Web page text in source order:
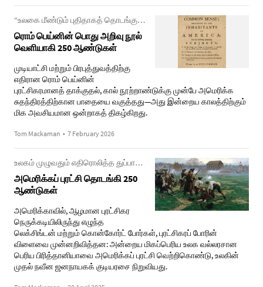
“உலகை மீண்டும் புதிதாகத் தொடங்கும் ஆற்றல் எம்மிடம் உள்ளது”
ரொம் பெய்னின் பொது அறிவு நூல்
வெளியாகி 250 ஆண்டுகள்
முடியாட்சி மற்றும் பிரபுத்துவத்திற்கு
எதிரான ரொம் பெய்னின்
புரட்சிகரமானத் தாக்குதல், கால் நூற்றாண்டுக்கு முன்பே அமெரிக்க
சுதந்திரத்திற்கான பாதையை வகுத்தது—அது இன்றைய காலத்திற்கும்
மிக அவசியமான ஒன்றாகத் திகழ்கிறது.
Tom Mackaman • 7 February 2026
உலகம் முழுவதும் எதிரொலித்த துப்பாக்கிச் சத்தம்
அமெரிக்கப் புரட்சி தொடங்கி 250
ஆண்டுகள்
அமெரிக்காவில், ஆழமான புரட்சிகர
நெருக்கடியிலிருந்து எழுந்த
லெக்சிங்டன் மற்றும் கொன்கோர்ட் போர்கள், புரட்சிகரப் போரின்
விளைவை முன்னறிவித்தன: அன்றைய மிகப்பெரிய உலக வல்லரசான
பெரிய பிரித்தானியாவை அமெரிக்கப் புரட்சி வெற்றிகொண்டு, உலகின்
முதல் நவீன ஜனநாயகக் குடியரசை நிறுவியது.